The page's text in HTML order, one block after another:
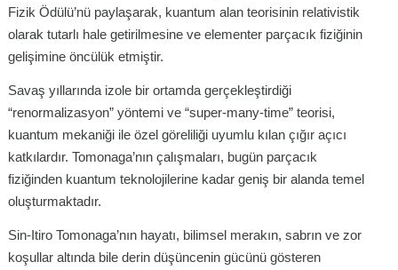
Fizik Ödülü’nü paylaşarak, kuantum alan teorisinin relativistik
olarak tutarlı hale getirilmesine ve elementer parçacık fiziğinin
gelişimine öncülük etmiştir.
Savaş yıllarında izole bir ortamda gerçekleştirdiği
“renormalizasyon” yöntemi ve “super-many-time” teorisi,
kuantum mekaniği ile özel göreliliği uyumlu kılan çığır açıcı
katkılardır. Tomonaga’nın çalışmaları, bugün parçacık
fiziğinden kuantum teknolojilerine kadar geniş bir alanda temel
oluşturmaktadır.
Sin-Itiro Tomonaga’nın hayatı, bilimsel merakın, sabrın ve zor
koşullar altında bile derin düşüncenin gücünü gösteren